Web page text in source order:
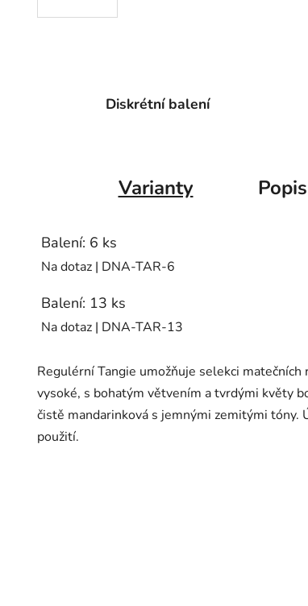
Diskrétní balení
Varianty Popis
Balení: 6 ks
Na dotaz | DNA-TAR-6
Balení: 13 ks
Na dotaz | DNA-TAR-13